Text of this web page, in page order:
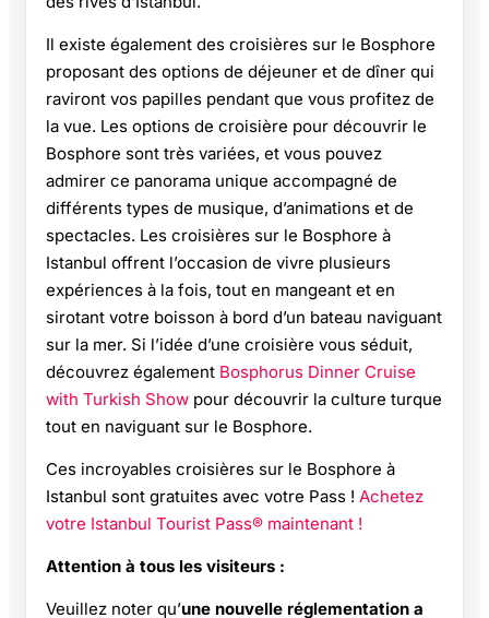
Il existe également des croisières sur le Bosphore
proposant des options de déjeuner et de dîner qui
raviront vos papilles pendant que vous profitez de
la vue. Les options de croisière pour découvrir le
Bosphore sont très variées, et vous pouvez
admirer ce panorama unique accompagné de
différents types de musique, d’animations et de
spectacles. Les croisières sur le Bosphore à
Istanbul offrent l’occasion de vivre plusieurs
expériences à la fois, tout en mangeant et en
sirotant votre boisson à bord d’un bateau naviguant
sur la mer. Si l’idée d’une croisière vous séduit,
découvrez également Bosphorus Dinner Cruise
with Turkish Show pour découvrir la culture turque
tout en naviguant sur le Bosphore.
Ces incroyables croisières sur le Bosphore à
Istanbul sont gratuites avec votre Pass ! Achetez
votre Istanbul Tourist Pass® maintenant !
Attention à tous les visiteurs :
Veuillez noter qu’une nouvelle réglementation a